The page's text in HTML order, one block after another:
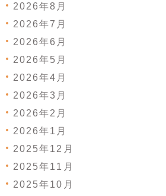
2026年8月
2026年7月
2026年6月
2026年5月
2026年4月
2026年3月
2026年2月
2026年1月
2025年12月
2025年11月
2025年10月